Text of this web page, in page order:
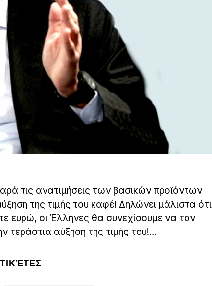
τις ανατιμήσεις των βασικών προϊόντων
της τιμής του καφέ! Δηλώνει μάλιστα ότι
ευρώ, οι Έλληνες θα συνεχίσουμε να τον
τεράστια αύξηση της τιμής του!…